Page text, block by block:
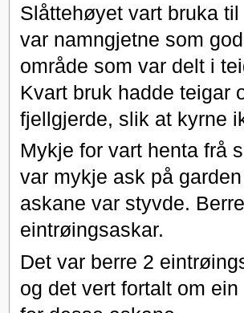
Slåttehøyet vart bruka
var namngjetne som
område som var delt i
Kvart bruk hadde teigar
fjellgjerde, slik at kyrne
Mykje for vart henta frå
var mykje ask på
askane var styvde.
eintrøingsaskar.
Det var berre 2
og det vert fortalt om